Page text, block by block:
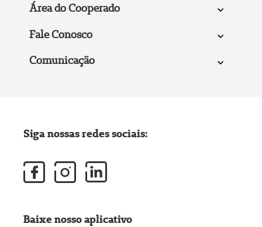
Área do Cooperado
Fale Conosco
Comunicação
Siga nossas redes sociais:
Baixe nosso aplicativo